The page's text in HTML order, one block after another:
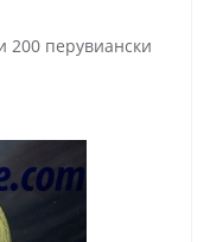
200 перувиански